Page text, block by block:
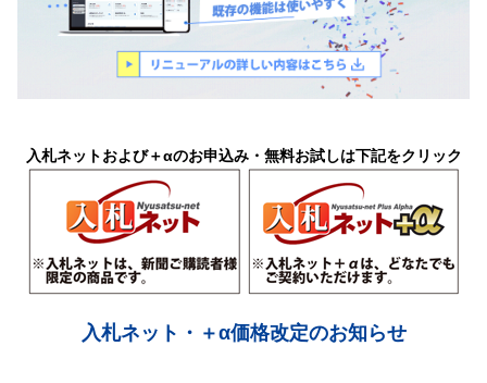
入札ネットおよび＋αのお申込み・無料お試しは下記をクリック
入札ネット・＋α価格改定のお知らせ